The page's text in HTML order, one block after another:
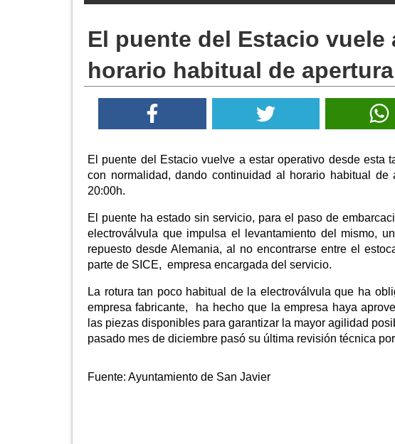
El puente del Estacio
horario habitual de apertura
El puente del Estacio vuelve a estar operativo desde esta
con normalidad, dando continuidad al horario habitual
20:00h.
El puente ha estado sin servicio, para el paso de
electroválvula que impulsa el levantamiento del mismo,
repuesto desde Alemania, al no encontrarse entre el
parte de SICE, empresa encargada del servicio.
La rotura tan poco habitual de la electroválvula que ha
empresa fabricante, ha hecho que la empresa haya
las piezas disponibles para garantizar la mayor agilidad
pasado mes de diciembre pasó su última revisión técnica
Fuente: Ayuntamiento de San Javier